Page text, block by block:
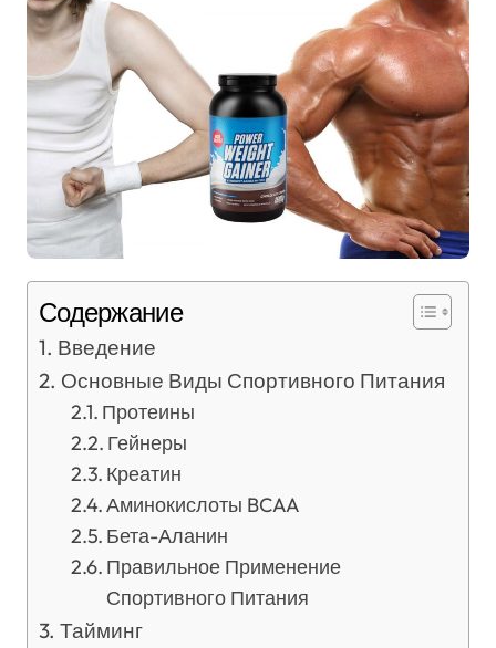
Содержание
Введение
Основные Виды Спортивного Питания
Протеины
Гейнеры
Креатин
Аминокислоты BCAA
Бета-Аланин
Правильное Применение
Спортивного Питания
Тайминг